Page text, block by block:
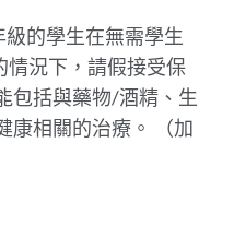
部
分
的學生在無需學生
況下，請假接受保
包括與藥物/酒精、生
康相關的治療。 （加